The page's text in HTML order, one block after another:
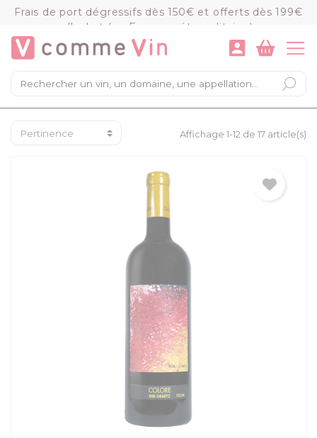
Frais de port dégressifs dès 150€ et offerts dès 199€
d'achat (en France métropolitaine)
×
Mon panier
Chargement du panier...
VOIR LE PANIER COMMANDER
Affichage 1-12 de 17 article(s)
Panneau de gestion des cookies